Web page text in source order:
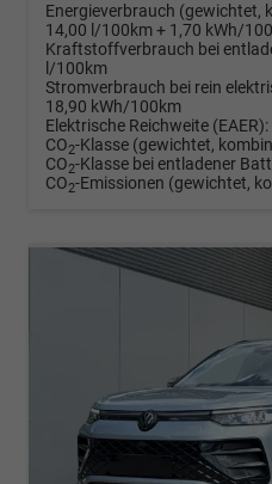
Energieverbrauch (gewichtet,
14,00 l/100km + 1,70 kWh/
Kraftstoffverbrauch bei
l/100km
Stromverbrauch bei rein
18,90 kWh/100km
Elektrische Reichweite (EAER):
CO2-Klasse (gewichtet,
CO2-Klasse bei entladener
CO2-Emissionen (gewichtet,